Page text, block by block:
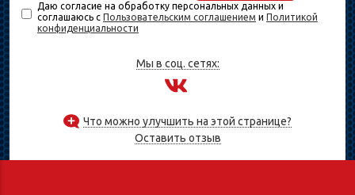
Даю согласие на обработку персональных данных и
соглашаюсь с Пользовательским соглашением и Политикой
конфиденциальности
Мы в соц. сетях:
Что можно улучшить на этой странице?
Оставить отзыв